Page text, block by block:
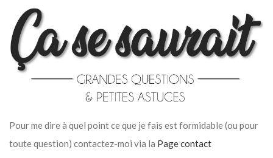
Pour me dire à quel point ce que je fais est formidable (ou pour
toute question) contactez-moi via la Page contact